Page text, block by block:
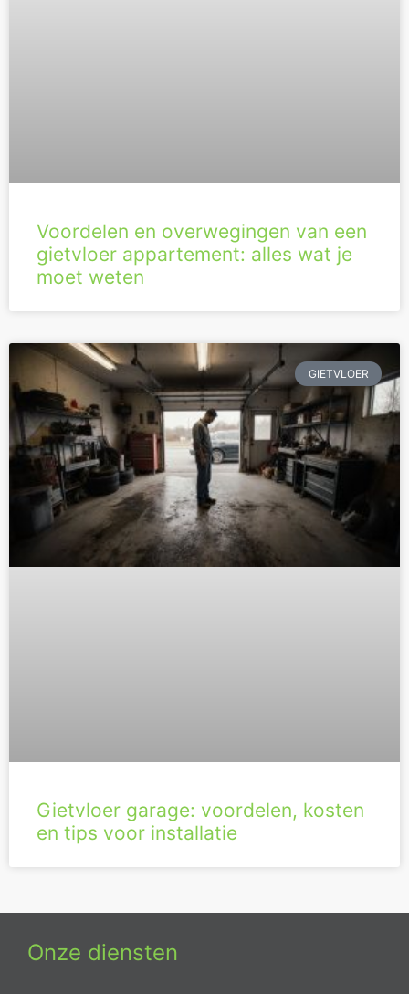
Voordelen en overwegingen van een
gietvloer appartement: alles wat je
moet weten
GIETVLOER
Gietvloer garage: voordelen, kosten
en tips voor installatie
Onze diensten